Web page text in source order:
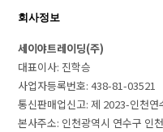
회사정보
세이야트레이딩(주)
대표이사: 진학승
사업자등록번호: 438-81-03521
통신판매업신고: 제 2023-인천연
본사주소: 인천광역시 연수구 인